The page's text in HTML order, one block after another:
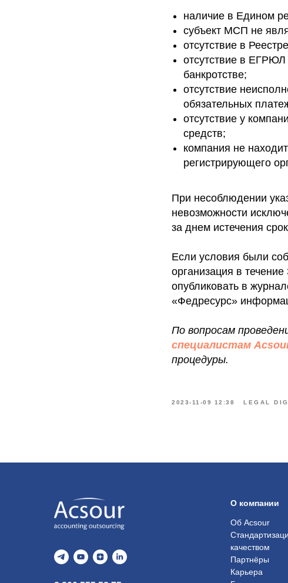
наличие в Едином
субъект МСП не
отсутствие в
отсутствие в ЕГРЮЛ
банкротстве;
отсутствие
обязательных
отсутствие у
средств;
компания не
регистрирующего
При несоблюдении
невозможности
за днем истечения
Если условия были
организация в
опубликовать в
«Федресурс»
По вопросам
специалистам
процедуры.
2023-11-09 12:38 LEGAL
О компании
Об Acsour
качеством
Партнёры
Карьера